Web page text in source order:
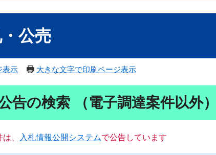
公売
表示 大きな文字で印刷ページ表示
告の検索 （電子調達案件以外）
、 入札情報公開システムで公告しています